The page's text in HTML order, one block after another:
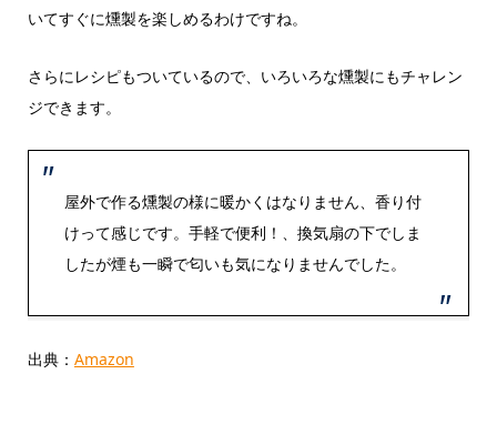
いてすぐに燻製を楽しめるわけですね。
さらにレシピもついているので、いろいろな燻製にもチャレン
ジできます。
屋外で作る燻製の様に暖かくはなりません、香り付
けって感じです。手軽で便利！、換気扇の下でしま
したが煙も一瞬で匂いも気になりませんでした。
出典： Amazon